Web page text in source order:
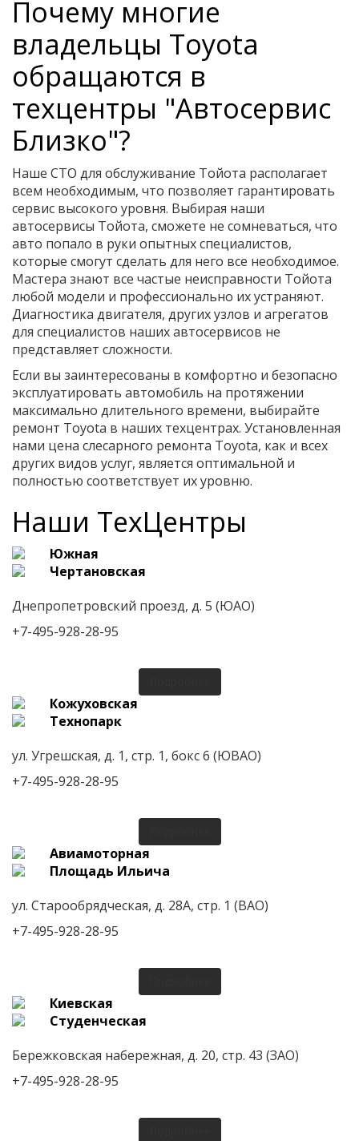
Почему многие
владельцы Toyota
обращаются в
техцентры "Автосервис
Близко"?
Наше СТО для обслуживание Тойота располагает
всем необходимым, что позволяет гарантировать
сервис высокого уровня. Выбирая наши
автосервисы Тойота, сможете не сомневаться, что
авто попало в руки опытных специалистов,
которые смогут сделать для него все необходимое.
Мастера знают все частые неисправности Тойота
любой модели и профессионально их устраняют.
Диагностика двигателя, других узлов и агрегатов
для специалистов наших автосервисов не
представляет сложности.
Если вы заинтересованы в комфортно и безопасно
эксплуатировать автомобиль на протяжении
максимально длительного времени, выбирайте
ремонт Toyota в наших техцентрах. Установленная
нами цена слесарного ремонта Toyota, как и всех
других видов услуг, является оптимальной и
полностью соответствует их уровню.
Наши ТехЦентры
Южная
Чертановская
Днепропетровский проезд, д. 5 (ЮАО)
+7-495-928-28-95
Кожуховская
Технопарк
ул. Угрешская, д. 1, стр. 1, бокс 6 (ЮВАО)
+7-495-928-28-95
Авиамоторная
Площадь Ильича
ул. Старообрядческая, д. 28А, стр. 1 (ВАО)
+7-495-928-28-95
Киевская
Студенческая
Бережковская набережная, д. 20, стр. 43 (ЗАО)
+7-495-928-28-95